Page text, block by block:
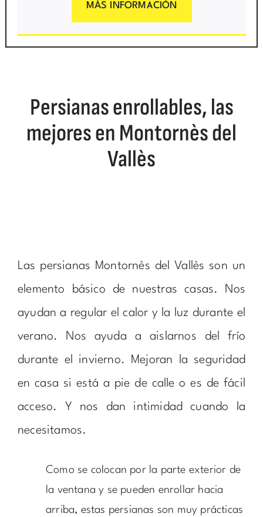
MÁS INFORMACIÓN
Persianas enrollables, las
mejores en Montornès del
Vallès
Las persianas Montornès del Vallès son un
elemento básico de nuestras casas. Nos
ayudan a regular el calor y la luz durante el
verano. Nos ayuda a aislarnos del frío
durante el invierno. Mejoran la seguridad
en casa si está a pie de calle o es de fácil
acceso. Y nos dan intimidad cuando la
necesitamos.
Como se colocan por la parte exterior de
la ventana y se pueden enrollar hacia
arriba, estas persianas son muy prácticas